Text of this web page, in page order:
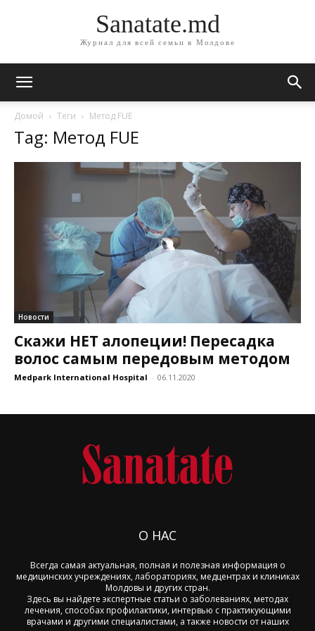
Sanatate.md
Журнал для всей семьи в Молдове
Домой Теги Метод FUE
Tag: Метод FUE
Новости
Скажи НЕТ алопеции! Пересадка
волос самым передовым методом
Medpark International Hospital - 06.11.2020
О НАС
Всегда самая актуальная, полная и полезная информация о
медицинских учреждениях, лабораториях, медцентрах и клиниках
Молдовы и других стран.
Здесь вы найдете экспертные статьи о заболеваниях, методах
лечения, способах профилактики, интервью с практикующими
врачами и другими специалистами, а также новости от наших